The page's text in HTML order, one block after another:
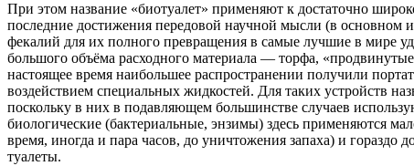
При этом название «биотуалет» применяют к достаточно
последние достижения передовой научной мысли (в
фекалий для их полного превращения в самые лучшие в мире
большого объёма расходного материала — торфа,
настоящее время наибольшее распространении получили
воздействием специальных жидкостей. Для таких устройств
поскольку в них в подавляющем большинстве случаев
биологические (бактериальные, энзимы) здесь применяются
время, иногда и пара часов, до уничтожения запаха) и гораздо
туалеты.